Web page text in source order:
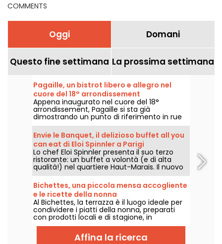
COMMENTS
Oggi Domani
Questo fine settimana La prossima settimana
Pagaille, un bistrot libero e allegro nel
cuore del 18° arrondissement
Appena inaugurato nel cuore del 18°
arrondissement, Pagaille si sta già
dimostrando un punto di riferimento in rue
Ramey, con i suoi piatti bistronomici allegri e
liberi.
Envie le Banquet, il delizioso buffet all you
can eat di Eloi Spinnler a Parigi
Lo chef Eloi Spinnler presenta il suo terzo
ristorante: un buffet a volontà (e di alta
qualità!) nel quartiere Haut-Marais. Il nuovo
ristorante, chiamato Envie le Banquet,
unisce buon gusto, prezzi interessanti e
diversità. Qualcosa per tutti i gusti!
Bichettes, una piccola mensa accogliente
e le ricette della nonna
Al Bichettes, la terrazza è il luogo ideale per
condividere i piatti della nonna, preparati
con prodotti locali e di stagione, in
un'atmosfera ultra-conviviale. Cibo
semplice e confortante!
Affina la ricerca